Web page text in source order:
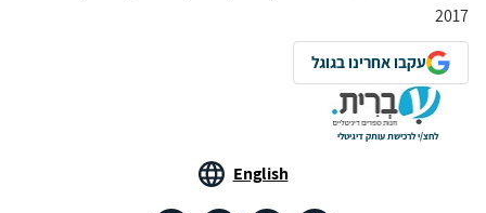
2017
עקבו אחרינו בגוגל
לחצ/י לרכישת עותק דיגיטלי
English